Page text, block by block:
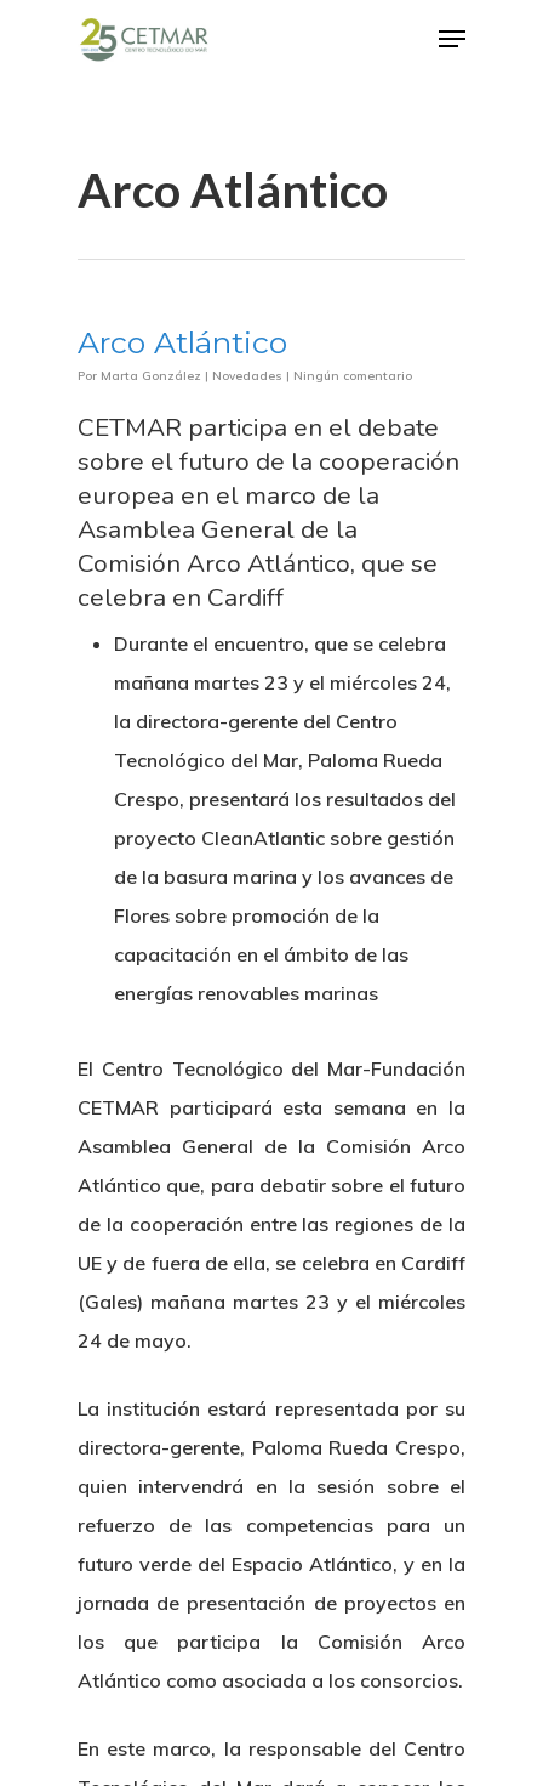
Arco Atlántico
Arco Atlántico
Por Marta González | Novedades | Ningún comentario
CETMAR participa en el debate
sobre el futuro de la cooperación
europea en el marco de la
Asamblea General de la
Comisión Arco Atlántico, que se
celebra en Cardiff
Durante el encuentro, que se celebra
mañana martes 23 y el miércoles 24,
la directora-gerente del Centro
Tecnológico del Mar, Paloma Rueda
Crespo, presentará los resultados del
proyecto CleanAtlantic sobre gestión
de la basura marina y los avances de
Flores sobre promoción de la
capacitación en el ámbito de las
energías renovables marinas
El Centro Tecnológico del Mar-Fundación
CETMAR participará esta semana en la
Asamblea General de la Comisión Arco
Atlántico que, para debatir sobre el futuro
de la cooperación entre las regiones de la
UE y de fuera de ella, se celebra en Cardiff
(Gales) mañana martes 23 y el miércoles
24 de mayo.
La institución estará representada por su
directora-gerente, Paloma Rueda Crespo,
quien intervendrá en la sesión sobre el
refuerzo de las competencias para un
futuro verde del Espacio Atlántico, y en la
jornada de presentación de proyectos en
los que participa la Comisión Arco
Atlántico como asociada a los consorcios.
En este marco, la responsable del Centro